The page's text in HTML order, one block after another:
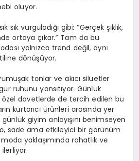
oluyor.
sık vurguladığı gibi: “Gerçek şıklık,
ortaya çıkar.” Tam da bu
yalnızca trend değil, aynı
dönüşüyor.
tonlar ve akıcı siluetler
ruhunu yansıtıyor. Günlük
özel davetlerde de tercih edilen bu
kurtarıcı ürünleri arasında yer
günlük giyim anlayışını benimseyen
sade ama etkileyici bir görünüm
yaklaşımında rahatlık ve